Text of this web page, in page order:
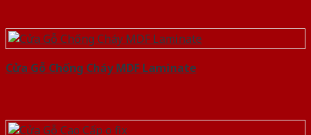
Cửa Gỗ Chống Cháy MDF Laminate